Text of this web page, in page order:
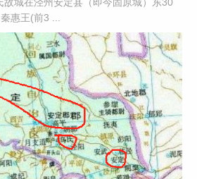
城在泾州安定县（即今固原城）东30
惠王(前3 ...